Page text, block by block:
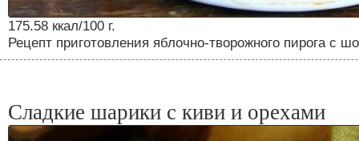
175.58 ккал/100 г.
Рецепт приготовления яблочно-творожного пирога с
Сладкие шарики с киви и орехами